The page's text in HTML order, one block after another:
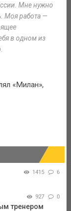
Мне нужно
Моя работа —
в одном из
«Милан»,
1415 6
927 0
тренером